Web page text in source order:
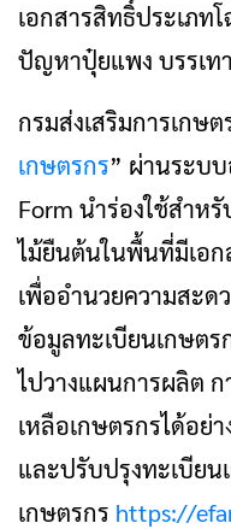
เอกสารสิทธิ์ประเภท
ปัญหาปุ๋ยแพง บรรเท
กรมส่งเสริมการเกษ
เกษตรกร” ผ่านระบ
Form นำร่องใช้สำห
ไม้ยืนต้นในพื้นที่มีเอ
เพื่ออำนวยความสะด
ข้อมูลทะเบียนเกษต
ไปวางแผนการผลิต
เหลือเกษตรกรได้อย่
และปรับปรุงทะเบียน
เกษตรกร https://